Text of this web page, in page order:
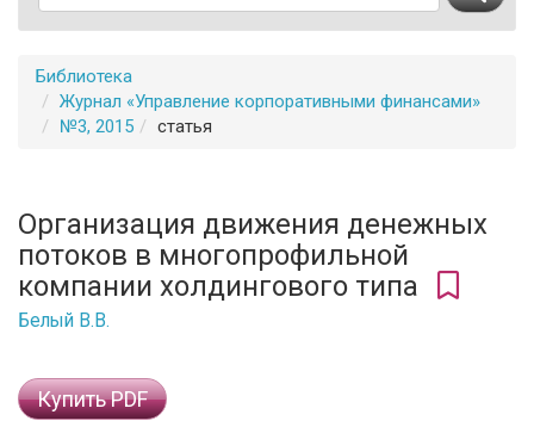
Библиотека
Журнал «Управление корпоративными финансами»
№3, 2015
статья
Организация движения денежных
потоков в многопрофильной
компании холдингового типа
Белый В.В.
Купить PDF